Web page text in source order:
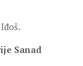
Sanad